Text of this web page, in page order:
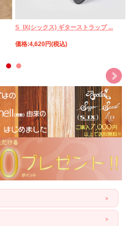
S_IX(シックス) ギターストラップ ...
価格:4,620円(税込)